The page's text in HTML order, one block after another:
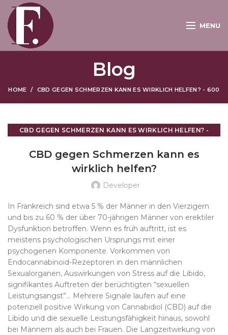
MENU
Blog
HOME CBD GEGEN SCHMERZEN KANN ES WIRKLICH HELFEN? - 600
CBD GEGEN SCHMERZEN KANN ES WIRKLICH HELFEN? -
CBD gegen Schmerzen kann es
wirklich helfen?
Developer
In Frankreich sind etwa 5 % der Männer in den Vierzigern
und bis zu 60 % der über 70-jährigen Männer von erektiler
Dysfunktion betroffen. Wenn es früh auftritt, ist es
meistens psychologischen Ursprungs mit einer
psychogenen Komponente. Vorkommen von
Endocannabinoid-Rezeptoren in den männlichen
Sexualorganen, Auswirkungen von Stress auf die Libido,
signifikantes Auftreten der berüchtigten “sexuellen
Leistungsangst”… Mehrere Signale laufen auf eine
potenziell positive Wirkung von Cannabidiol (CBD) auf die
Libido und die sexuelle Leistungsfähigkeit hinaus, sowohl
bei Männern als auch bei Frauen. Die Langzeitwirkung von